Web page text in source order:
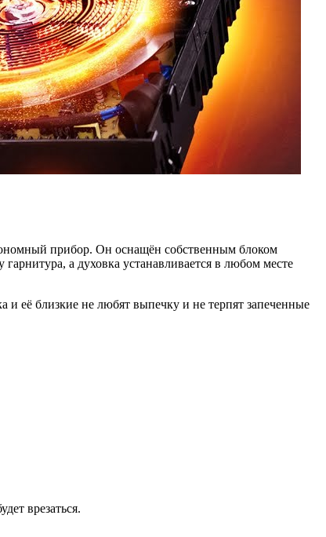
прибор. Он оснащён собственным блоком
а духовка устанавливается в любом месте
и её близкие не любят выпечку и не терпят запеченные
врезаться.